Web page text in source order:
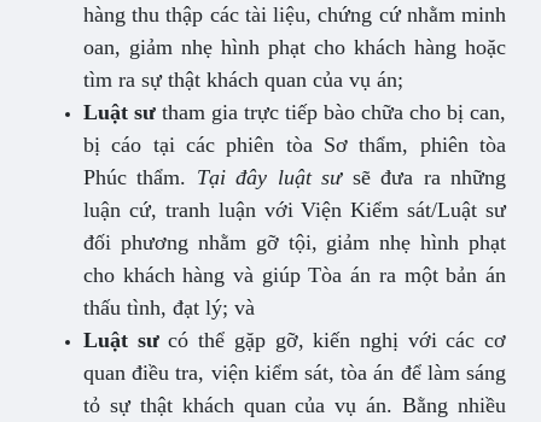
hàng thu thập các tài liệu, chứng cứ nhằm minh
oan, giảm nhẹ hình phạt cho khách hàng hoặc
tìm ra sự thật khách quan của vụ án;
Luật sư tham gia trực tiếp bào chữa cho bị can,
bị cáo tại các phiên tòa Sơ thẩm, phiên tòa
Phúc thẩm. Tại đây luật sưsẽ đưa ra những
luận cứ, tranh luận với Viện Kiểm sát/Luật sư
đối phương nhằm gỡ tội, giảm nhẹ hình phạt
cho khách hàng và giúp Tòa án ra một bản án
thấu tình, đạt lý; và
Luật sưcó thể gặp gỡ, kiến nghị với các cơ
quan điều tra, viện kiểm sát, tòa án để làm sáng
tỏ sự thật khách quan của vụ án. Bằng nhiều